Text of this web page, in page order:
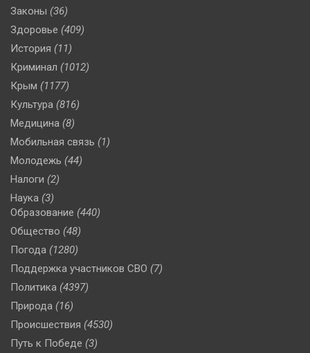
Законы (36)
Здоровье (409)
История (11)
Криминал (1012)
Крым (1177)
Культура (816)
Медицина (8)
Мобильная связь (1)
Молодежь (44)
Налоги (2)
Наука (3)
Образование (440)
Общество (48)
Погода (1280)
Поддержка участников СВО (7)
Политика (4397)
Природа (16)
Происшествия (4530)
Путь к Победе (3)